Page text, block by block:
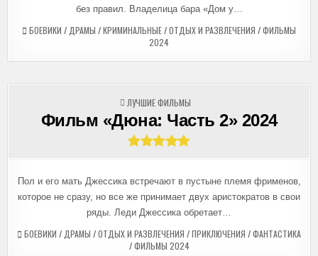
без правил. Владелица бара «Дом у…
БОЕВИКИ / ДРАМЫ /КРИМИНАЛЬНЫЕ/ОТДЫХ И РАЗВЛЕЧЕНИЯ /ФИЛЬМЫ
2024
ОПУБЛИКОВАНО
В
ЛУЧШИЕ ФИЛЬМЫ
Фильм «Дюна: Часть 2» 2024
Пол и его мать Джессика встречают в пустыне племя фрименов,
которое не сразу, но все же принимает двух аристократов в свои
ряды. Леди Джессика обретает…
БОЕВИКИ / ДРАМЫ /ОТДЫХ И РАЗВЛЕЧЕНИЯ /ПРИКЛЮЧЕНИЯ /ФАНТАСТИКА
/ФИЛЬМЫ 2024